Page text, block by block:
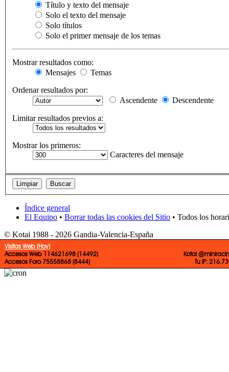
Título y texto del mensaje
Solo el texto del mensaje
Solo títulos
Solo el primer mensaje de los temas
Mostrar resultados como:
Mensajes
Temas
Ordenar resultados por:
Ascendente
Descendente
Limitar resultados previos a:
Mostrar los primeros:
Caracteres del mensaje
Índice general
El Equipo • Borrar todas las cookies del Sitio • Todos los
© Kotai 1988 - 2026 Gandia-Valencia-España
Visitas Web (Hoy)
Accesos Web 114621698 (14492)
Accesos Foro 75558868 (8444)
Kotai
Tu IP: